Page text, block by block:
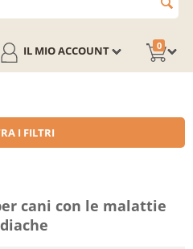
0
IL MIO ACCOUNT
I FILTRI
cani con le malattie